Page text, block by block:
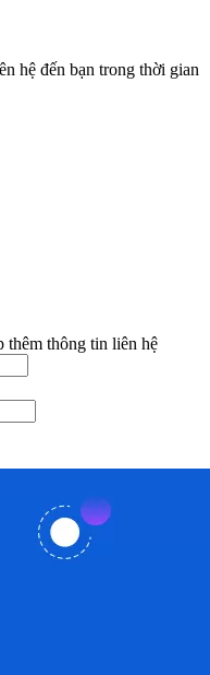
hệ đến bạn trong thời gian
thông tin liên hệ